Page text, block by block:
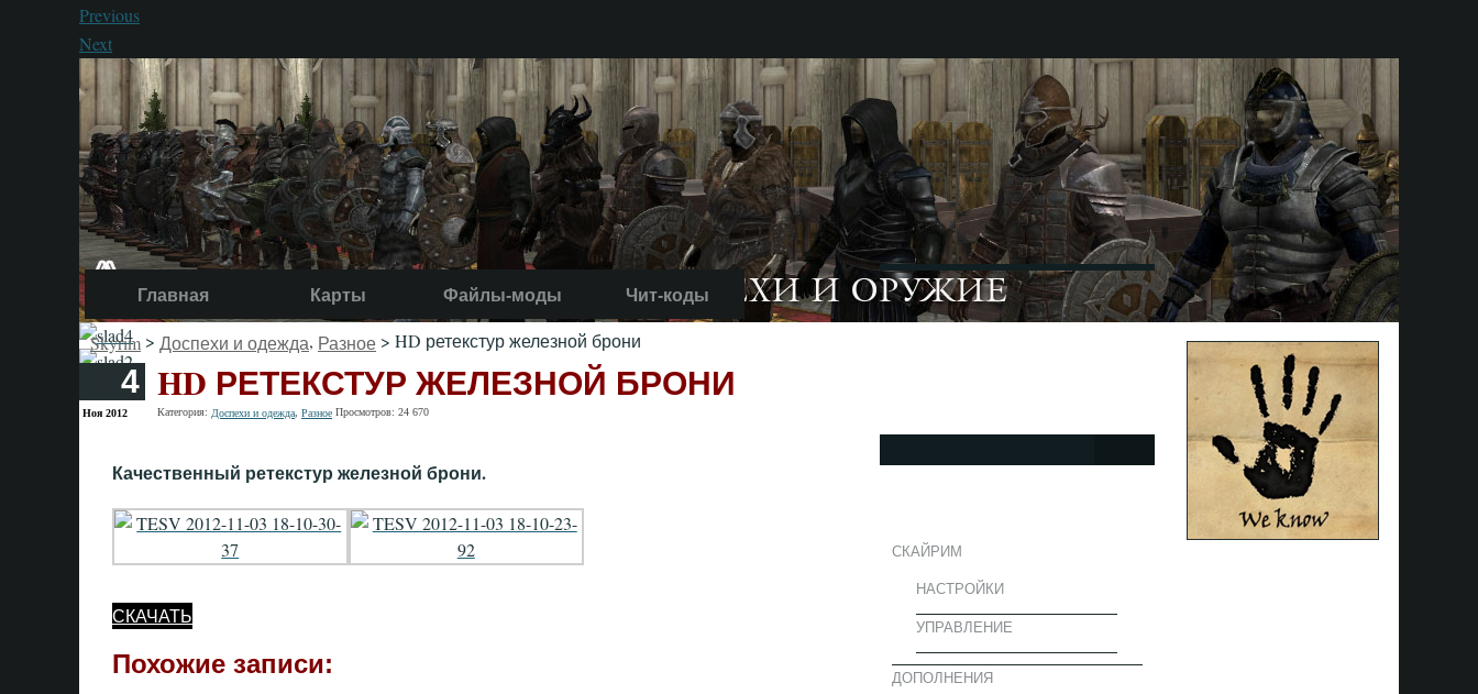
Previous
Next
Главная Карты Файлы-моды Чит-коды
Skyrim > Доспехи и одежда, Разное > HD ретекстур железной брони
4
Ноя 2012
HD РЕТЕКСТУР ЖЕЛЕЗНОЙ БРОНИ
Категория: Доспехи и одежда Разное Просмотров: 24 670
Качественный ретекстур железной брони.
СКАЧАТЬ
Похожие записи:
СКАЙРИМ
НАСТРОЙКИ
УПРАВЛЕНИЕ
ДОПОЛНЕНИЯ